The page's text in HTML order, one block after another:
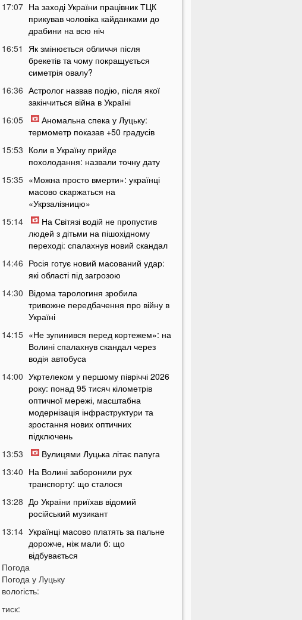
17:07 На заході України працівник ТЦК
прикував чоловіка кайданками до
драбини на всю ніч
16:51
Як змінюється обличчя після
брекетів та чому покращується
симетрія овалу?
16:36 Астролог назвав подію, після якої
закінчиться війна в Україні
16:05
Аномальна спека у Луцьку:
термометр показав +50 градусів
15:53 Коли в Україну прийде
похолодання: назвали точну дату
15:35 «Можна просто вмерти»: українці
масово скаржаться на
«Укрзалізницю»
15:14
На Світязі водій не пропустив
людей з дітьми на пішохідному
переході: спалахнув новий скандал
14:46 Росія готує новий масований удар:
які області під загрозою
14:30 Відома тарологиня зробила
тривожне передбачення про війну в
Україні
14:15 «Не зупинився перед кортежем»: на
Волині спалахнув скандал через
водія автобуса
14:00 Укртелеком у першому півріччі 2026
року: понад 95 тисяч кілометрів
оптичної мережі, масштабна
модернізація інфраструктури та
зростання нових оптичних
підключень
13:53
Вулицями Луцька літає папуга
13:40 На Волині заборонили рух
транспорту: що сталося
13:28 До України приїхав відомий
російський музикант
13:14 Українці масово платять за пальне
дорожче, ніж мали б: що
відбувається
12:45 Українців попередили про
повернення графіків відключень
світла
12:26
Погода
Погода у Луцьку
вологість:
тиск: